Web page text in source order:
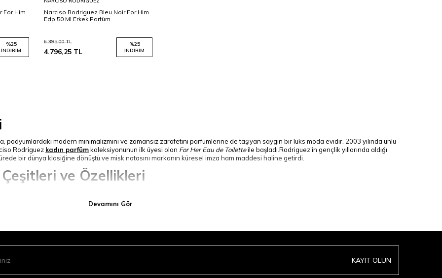
For Him
%25
İNDIRIM
Ekle
Narciso Rodriguez Bleu Noir For Him
Edp 50 Ml Erkek Parfüm
6.395,00TL
4.796,25 TL
%25
İNDIRIM
podyumlardaki modern minimalizmini ve zamansız zarafetini parfümlerine de taşıyan saygın bir lüks moda evidir. 2003 yılında ünlü
Rodriguez kadın parfümkoleksiyonunun ilk üyesi olan For Her Eau de Toiletteile başladı.Rodriguez'in gençlik yıllarında aldığı
bir dünya klasiğine dönüştü ve misk notasını markanın küresel imza ham maddesi haline getirdi.
ve Özellikleri
gül notasını modern sardunya ve siyah miskle eşleştiren seri, canlı ve tamamen özgür bir çiçeksi karaktere sahip.
Devamını Gör
KAYIT OLUN